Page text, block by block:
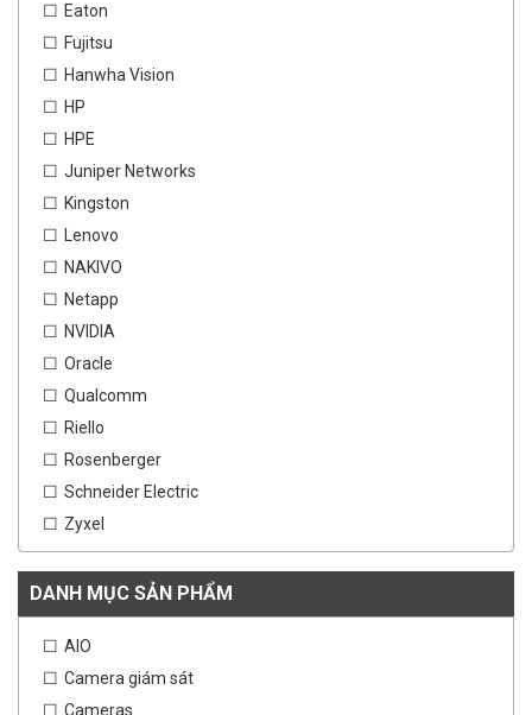
Eaton
Fujitsu
Hanwha Vision
HP
HPE
Juniper Networks
Kingston
Lenovo
NAKIVO
Netapp
NVIDIA
Oracle
Qualcomm
Riello
Rosenberger
Schneider Electric
Zyxel
DANH MỤC SẢN PHẨM
AIO
Camera giám sát
Cameras